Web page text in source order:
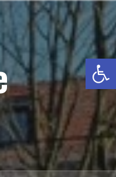
Otwórz pasek narzędzi